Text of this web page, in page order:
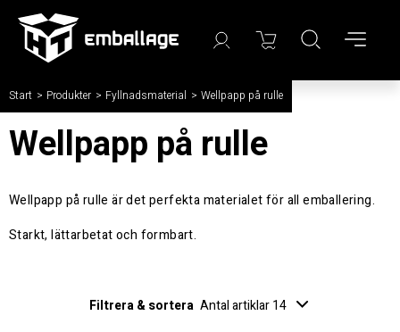
Start / Produkter / Fyllnadsmaterial / Wellpapp på rulle
Wellpapp på rulle
Wellpapp på rulle är det perfekta materialet för all emballering.
Starkt, lättarbetat och formbart.
Filtrera & sortera Antal artiklar 14